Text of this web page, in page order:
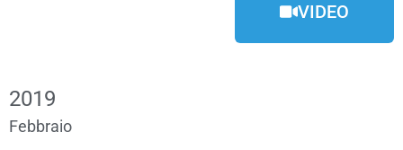
VIDEO
2019
Febbraio